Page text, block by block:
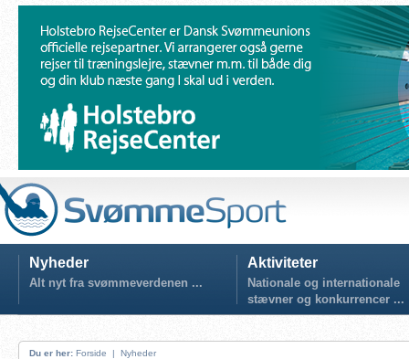
Nyheder
Alt nyt fra svømmeverdenen ...
Aktiviteter
Nationale og internationale
stævner og konkurrencer ...
Du er her: Forside | Nyheder